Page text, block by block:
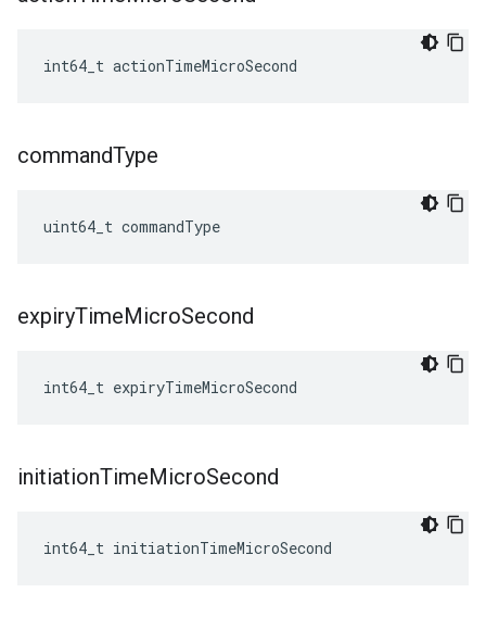
int64_t actionTimeMicroSecond
commandType
uint64_t commandType
expiryTimeMicroSecond
int64_t expiryTimeMicroSecond
initiationTimeMicroSecond
int64_t initiationTimeMicroSecond